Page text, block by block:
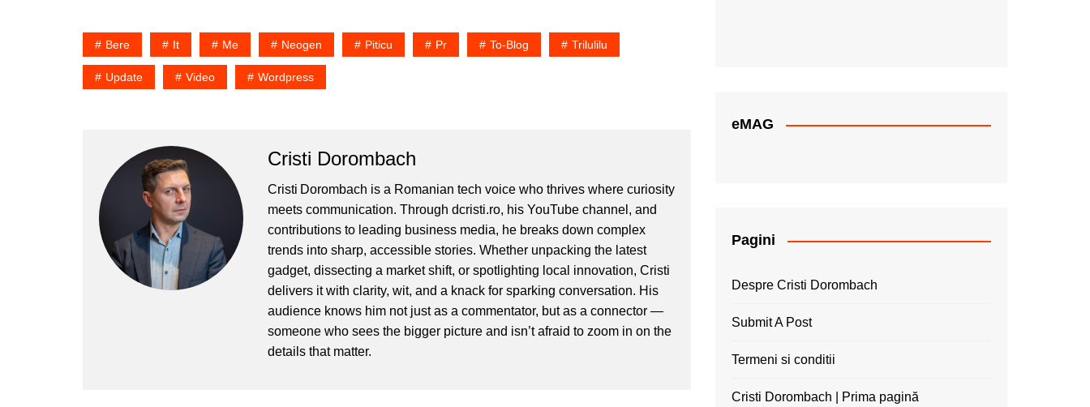
Bere It Me Neogen Piticu Pr To-Blog Trilulilu
Update Video Wordpress
Cristi Dorombach
Cristi Dorombach is a Romanian tech voice who thrives where curiosity
meets communication. Through dcristi.ro, his YouTube channel, and
contributions to leading business media, he breaks down complex
trends into sharp, accessible stories. Whether unpacking the latest
gadget, dissecting a market shift, or spotlighting local innovation, Cristi
delivers it with clarity, wit, and a knack for sparking conversation. His
audience knows him not just as a commentator, but as a connector —
someone who sees the bigger picture and isn’t afraid to zoom in on the
details that matter.
eMAG
Pagini
Despre Cristi Dorombach
Submit A Post
Termeni si conditii
Cristi Dorombach | Prima pagină